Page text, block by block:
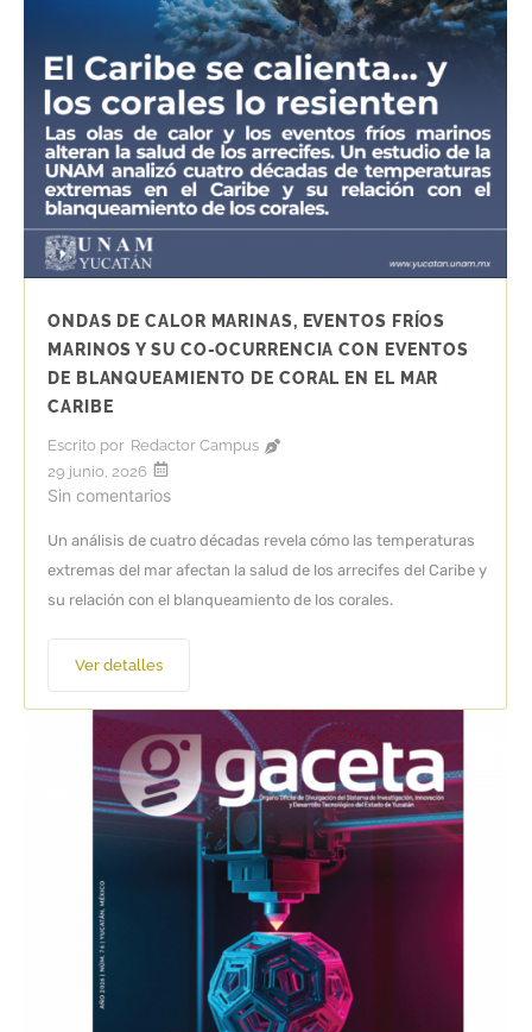
ONDAS DE CALOR MARINAS, EVENTOS FRÍOS
MARINOS Y SU CO-OCURRENCIA CON EVENTOS
DE BLANQUEAMIENTO DE CORAL EN EL MAR
CARIBE
Escrito por Redactor Campus
29 junio, 2026
Sin comentarios
Un análisis de cuatro décadas revela cómo las temperaturas
extremas del mar afectan la salud de los arrecifes del Caribe y
su relación con el blanqueamiento de los corales.
Ver detalles